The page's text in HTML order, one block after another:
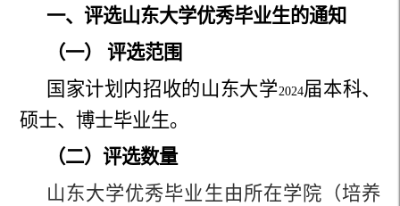
一、评选山东大学优秀毕业生的通知
（一） 评选范围
国家计划内招收的山东大学2024届本科、
硕士、博士毕业生。
（二）评选数量
山东大学优秀毕业生由所在学院（培养